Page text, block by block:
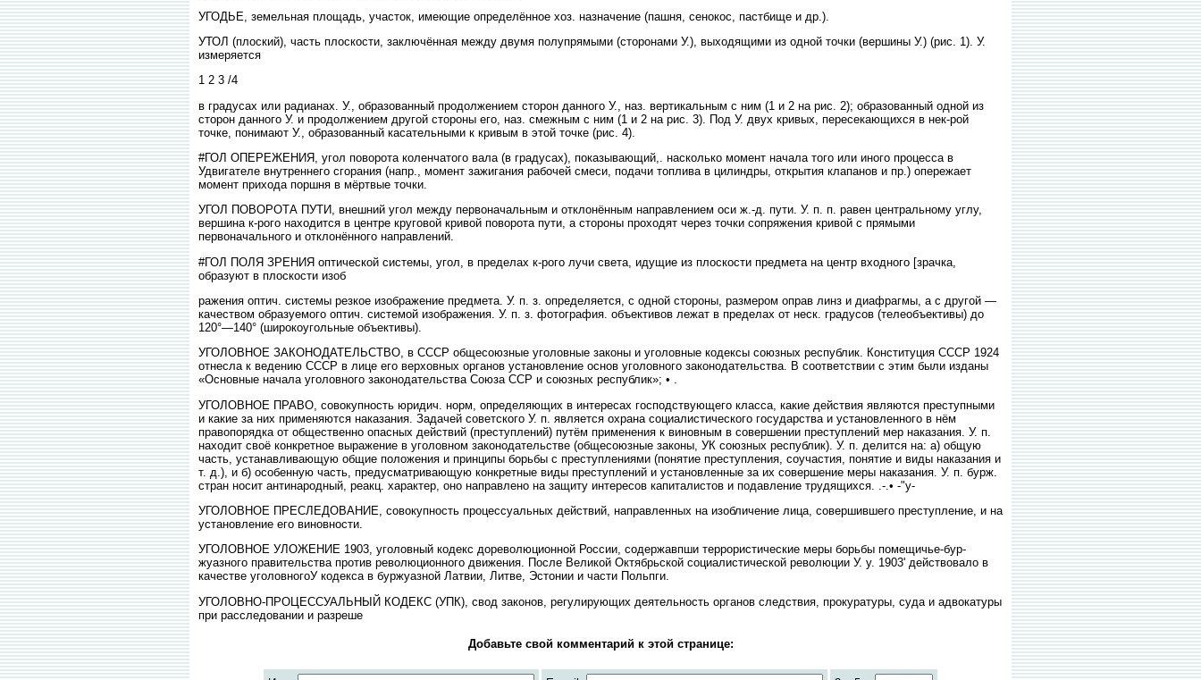
УГОДЬЕ, земельная площадь, участок, имеющие определённое хоз. назначение (пашня, сенокос, пастбище и др.).
УТОЛ (плоский), часть плоскости, заключённая между двумя полупрямыми (сторонами У.), выходящими из одной точки (вершины У.) (рис. 1). У.
измеряется
1 2 3 /4
в градусах или радианах. У., образованный продолжением сторон данного У., наз. вертикальным с ним (1 и 2 на рис. 2); образованный одной из
сторон данного У. и продолжением другой стороны его, наз. смежным с ним (1 и 2 на рис. 3). Под У. двух кривых, пересекающихся в нек-рой
точке, понимают У., образованный касательными к кривым в этой точке (рис. 4).
#ГОЛ ОПЕРЕЖЕНИЯ, угол поворота коленчатого вала (в градусах), показывающий,. насколько момент начала того или иного процесса в
Удвигателе внутреннего сгорания (напр., момент зажигания рабочей смеси, подачи топлива в цилиндры, открытия клапанов и пр.) опережает
момент прихода поршня в мёртвые точки.
УГОЛ ПОВОРОТА ПУТИ, внешний угол между первоначальным и отклонённым направлением оси ж.-д. пути. У. п. п. равен центральному углу,
вершина к-рого находится в центре круговой кривой поворота пути, а стороны проходят через точки сопряжения кривой с прямыми
первоначального и отклонённого направлений.
#ГОЛ ПОЛЯ ЗРЕНИЯ оптической системы, угол, в пределах к-рого лучи света, идущие из плоскости предмета на центр входного [зрачка,
образуют в плоскости изоб
ражения оптич. системы резкое изображение предмета. У. п. з. определяется, с одной стороны, размером оправ линз и диафрагмы, а с другой —
качеством образуемого оптич. системой изображения. У. п. з. фотография. объективов лежат в пределах от неск. градусов (телеобъективы) до
120°—140° (широкоугольные объективы).
УГОЛОВНОЕ ЗАКОНОДАТЕЛЬСТВО, в СССР общесоюзные уголовные законы и уголовные кодексы союзных республик. Конституция СССР 1924
отнесла к ведению СССР в лице его верховных органов установление основ уголовного законодательства. В соответствии с этим были изданы
«Основные начала уголовного законодательства Союза ССР и союзных республик»; • .
УГОЛОВНОЕ ПРАВО, совокупность юридич. норм, определяющих в интересах господствующего класса, какие действия являются преступными
и какие за них применяются наказания. Задачей советского У. п. является охрана социалистического государства и установленного в нём
правопорядка от общественно опасных действий (преступлений) путём применения к виновным в совершении преступлений мер наказания. У. п.
находит своё конкретное выражение в уголовном законодательстве (общесоюзные законы, УК союзных республик). У. п. делится на: а) общую
часть, устанавливающую общие положения и принципы борьбы с преступлениями (понятие преступления, соучастия, понятие и виды наказания и
т. д.), и б) особенную часть, предусматривающую конкретные виды преступлений и установленные за их совершение меры наказания. У. п. бурж.
стран носит антинародный, реакц. характер, оно направлено на защиту интересов капиталистов и подавление трудящихся. .-.• -"у-
УГОЛОВНОЕ ПРЕСЛЕДОВАНИЕ, совокупность процессуальных действий, направленных на изобличение лица, совершившего преступление, и на
установление его виновности.
УГОЛОВНОЕ УЛОЖЕНИЕ 1903, уголовный кодекс дореволюционной России, содержавпши террористические меры борьбы помещичье-бур-
жуазного правительства против революционного движения. После Великой Октябрьской социалистической революции У. у. 1903' действовало в
качестве уголовногоУ кодекса в буржуазной Латвии, Литве, Эстонии и части Польпги.
УГОЛОВНО-ПРОЦЕССУАЛЬНЫЙ КОДЕКС (УПК), свод законов, регулирующих деятельность органов следствия, прокуратуры, суда и адвокатуры
при расследовании и разреше
Добавьте свой комментарий к этой странице: